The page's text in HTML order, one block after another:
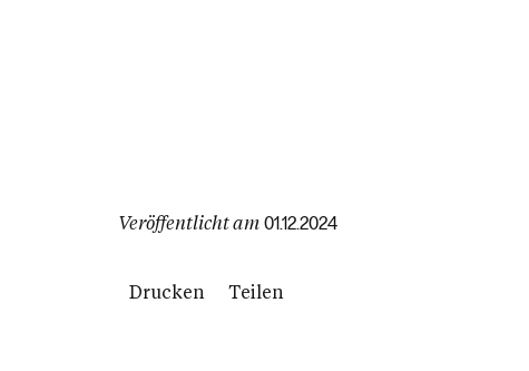
Veröffentlicht am 01.12.2024
Drucken Teilen